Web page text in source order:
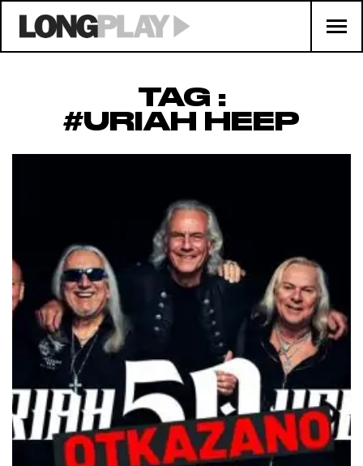
TAG :
#URIAH HEEP